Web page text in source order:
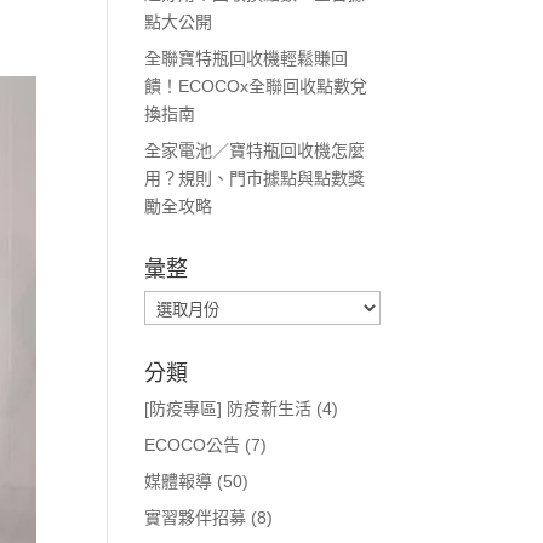
點大公開
全聯寶特瓶回收機輕鬆賺回
饋！ECOCOx全聯回收點數兌
換指南
全家電池／寶特瓶回收機怎麼
用？規則、門市據點與點數獎
勵全攻略
彙整
彙
整
分類
[防疫專區] 防疫新生活 (4)
ECOCO公告 (7)
媒體報導 (50)
實習夥伴招募 (8)